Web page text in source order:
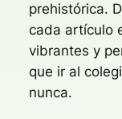
prehistórica.
cada artículo
vibrantes y
que ir al
nunca.